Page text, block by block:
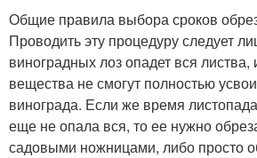
Общие правила выбора сроков
Проводить эту процедуру следует
виноградных лоз опадет вся
вещества не смогут полностью
винограда. Если же время
еще не опала вся, то ее нужно
садовыми ножницами, либо просто